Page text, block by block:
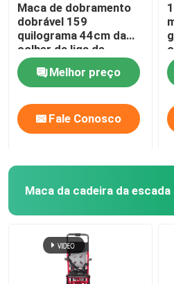
Maca de dobramento
dobrável 159
quilograma 44cm da
colher da liga de
alumínio
Melhor preço
Fale Conosco
Maca da cadeira da escada